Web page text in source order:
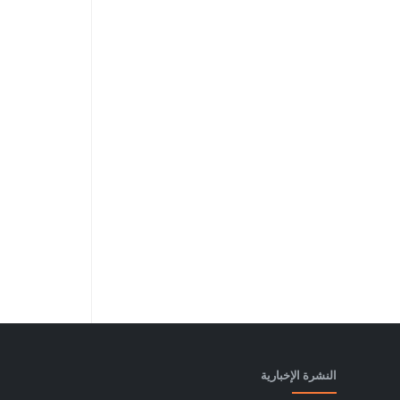
النشرة الإخبارية